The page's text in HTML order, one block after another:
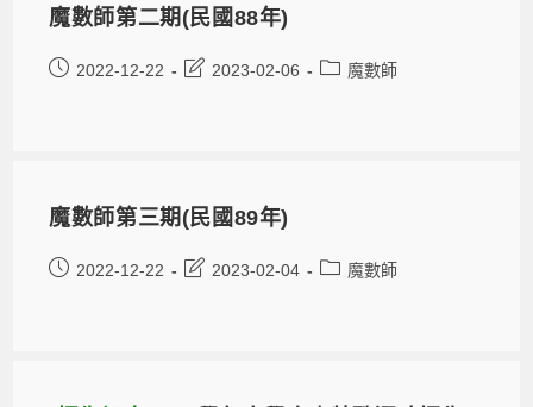
魔數師第二期(民國88年)
2022-12-22 2023-02-06 魔數師
魔數師第三期(民國89年)
2022-12-22 2023-02-04 魔數師